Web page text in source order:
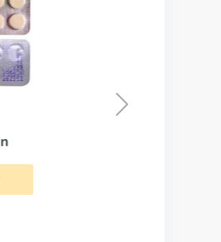
Azulfidine